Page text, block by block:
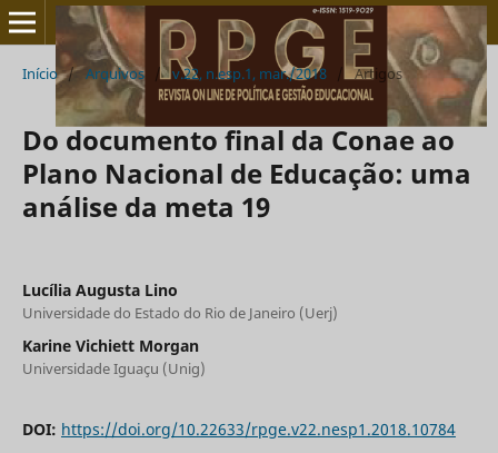
Início / Arquivos / v.22, n.esp.1, mar./2018 / Artigos
Do documento final da Conae ao
Plano Nacional de Educação: uma
análise da meta 19
Lucília Augusta Lino
Universidade do Estado do Rio de Janeiro (Uerj)
Karine Vichiett Morgan
Universidade Iguaçu (Unig)
DOI: https://doi.org/10.22633/rpge.v22.nesp1.2018.10784